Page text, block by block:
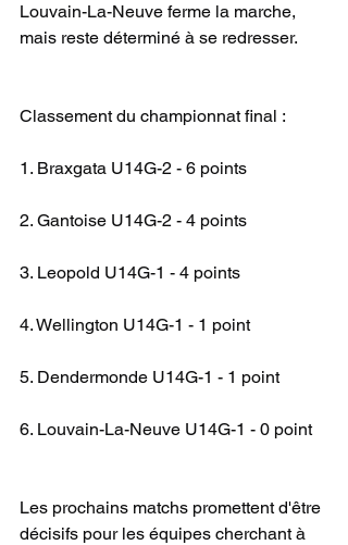
Louvain-La-Neuve ferme la marche,
mais reste déterminé à se redresser.
Classement du championnat final :
1. Braxgata U14G-2 - 6 points
2. Gantoise U14G-2 - 4 points
3. Leopold U14G-1 - 4 points
4. Wellington U14G-1 - 1 point
5. Dendermonde U14G-1 - 1 point
6. Louvain-La-Neuve U14G-1 - 0 point
Les prochains matchs promettent d'être
décisifs pour les équipes cherchant à